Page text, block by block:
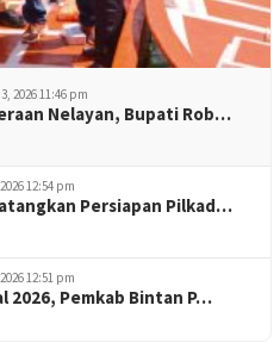
2026 11:46 pm
Nelayan, Bupati Rob…
12:54 pm
Persiapan Pilkad…
12:51 pm
2026, Pemkab Bintan P…